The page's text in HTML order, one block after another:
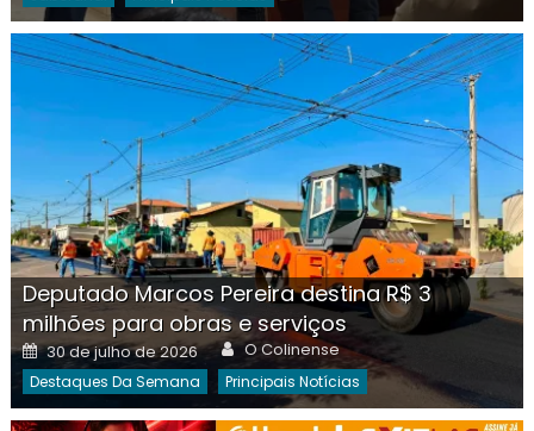
Deputado Marcos Pereira destina R$ 3
milhões para obras e serviços
Posted
on
30 de julho de 2026 Author
O Colinense
Destaques Da Semana Principais Notícias